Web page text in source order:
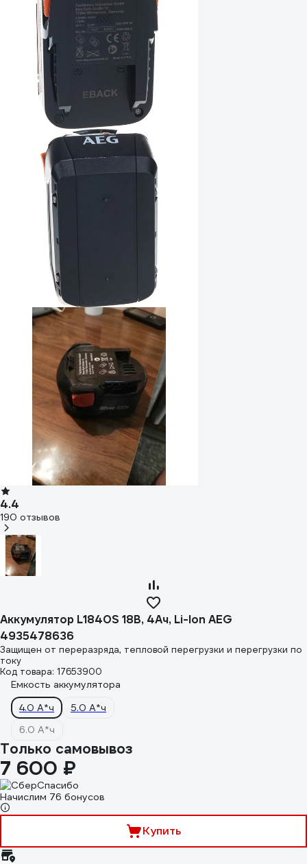
4.4
190 отзывов
Аккумулятор L1840S 18В, 4Ач, Li-Ion AEG
4935478636
Защищен от переразряда, тепловой перегрузки и перегрузки по
току
Код товара: 17653900
Емкость аккумулятора
4.0 А*ч
5.0 А*ч
6.0 А*ч
Только самовывоз
7 600 ₽
Начислим 76 бонусов
Купить